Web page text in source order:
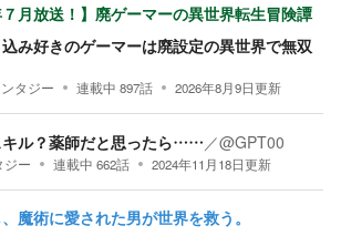
７月放送！】廃ゲーマーの異世界転生冒険譚
み好きのゲーマーは廃設定の異世界で無双
タジー 連載中 897話 2026年8月9日更新
キル？薬師だと思ったら…… ／@GPT00
ジー 連載中 662話 2024年11月18日更新
魔術に愛された男が世界を救う。